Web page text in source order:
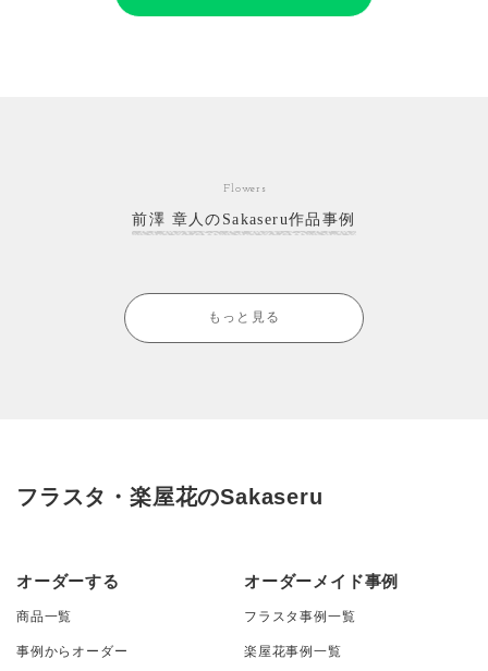
Flowers
前澤 章人のSakaseru作品事例
もっと見る
フラスタ・楽屋花のSakaseru
オーダーする
商品一覧
事例からオーダー
オーダーメイド事例
フラスタ事例一覧
楽屋花事例一覧